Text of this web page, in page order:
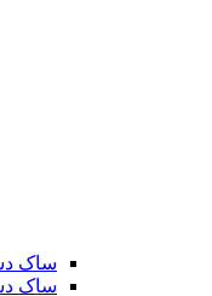
ساک
ساک